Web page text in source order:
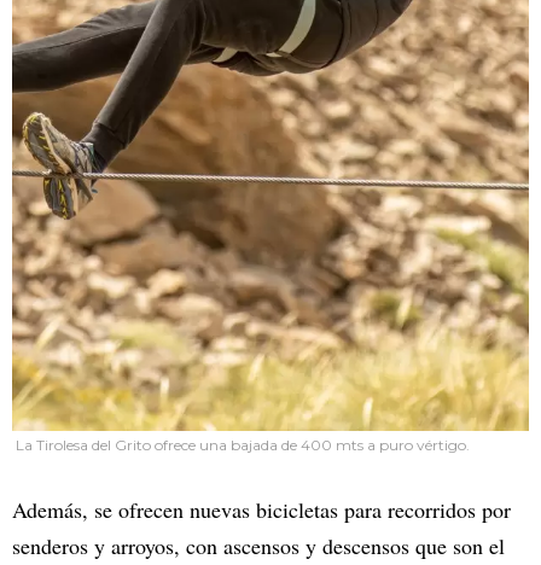
La Tirolesa del Grito ofrece una bajada de 400 mts a puro vértigo.
Además, se ofrecen nuevas bicicletas para recorridos por
senderos y arroyos, con ascensos y descensos que son el